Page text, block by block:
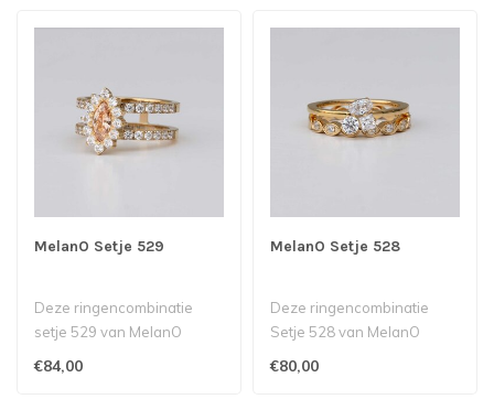
MelanO Setje 529
Deze ringencombinatie
setje 529 van MelanO
bestaat iut een Trista Cz
€84,00
MelanO Setje 528
Deze ringencombinatie
Setje 528 van MelanO
bestaat uit een Twisted
€80,00